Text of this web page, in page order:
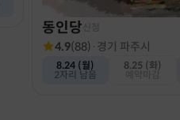
동인당
4.9(88) · 경기 파주시
8.24 (월)
2자리 남음
8.25 (화)